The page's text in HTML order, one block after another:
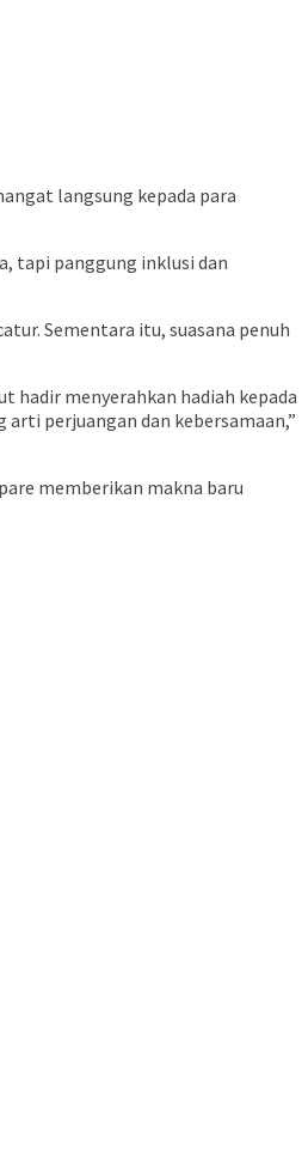
langsung kepada para
tapi panggung inklusi dan
Sementara itu, suasana penuh
hadir menyerahkan hadiah kepada
perjuangan dan kebersamaan,”
memberikan makna baru